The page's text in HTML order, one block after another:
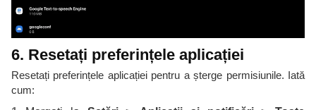
6. Resetați preferințele aplicației
Resetați preferințele aplicației pentru a șterge permisiunile. Iată
cum: